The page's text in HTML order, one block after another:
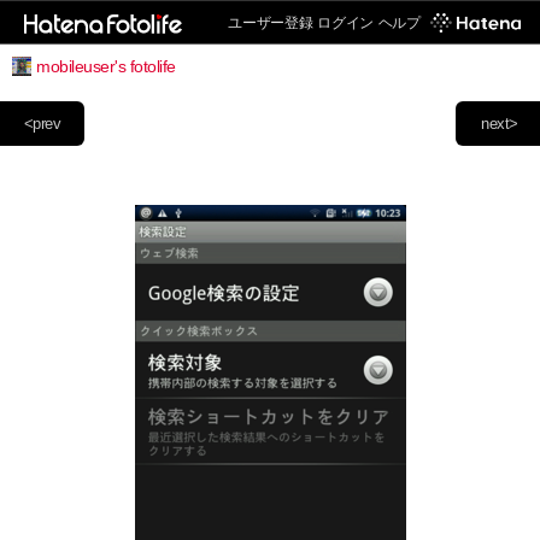
ユーザー登録 ログイン ヘルプ
mobileuser's fotolife
next>
<prev